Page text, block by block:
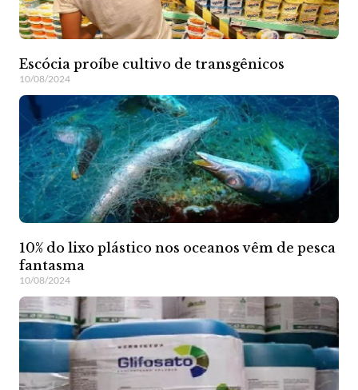
Escócia proíbe cultivo de transgênicos
10/08/2024
10% do lixo plástico nos oceanos vêm de pesca
fantasma
10/08/2024